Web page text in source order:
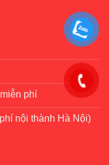
phí
nội thành Hà Nội)